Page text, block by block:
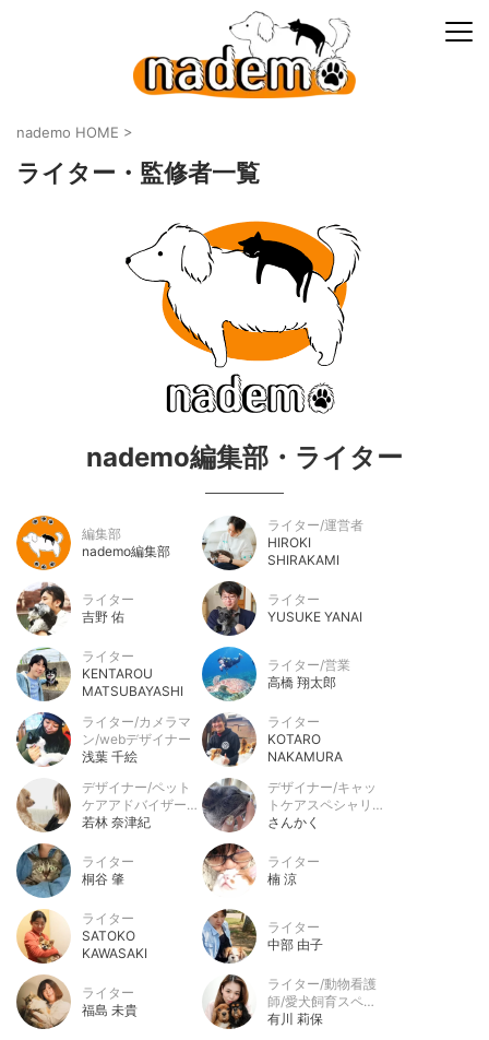
nademo HOME >
ライター・監修者一覧
nademo編集部・ライター
編集部
nademo編集部
ライター/運営者
HIROKI
SHIRAKAMI
ライター
吉野 佑
ライター
YUSUKE YANAI
ライター
KENTAROU
MATSUBAYASHI
ライター/営業
高橋 翔太郎
ライター/カメラマ
ン/webデザイナー
浅葉 千絵
ライター
KOTARO
NAKAMURA
デザイナー/ペット
ケアアドバイザー/
動物介護士/ペット
若林 奈津紀
デザイナー/キャッ
トケアスペシャリス
ト/キャットシッタ
さんかく
ライター
桐谷 肇
ライター
楠 涼
ライター
SATOKO
KAWASAKI
ライター
中部 由子
ライター
福島 未貴
ライター/動物看護
師/愛犬飼育スペシ
ャリスト
有川 莉保